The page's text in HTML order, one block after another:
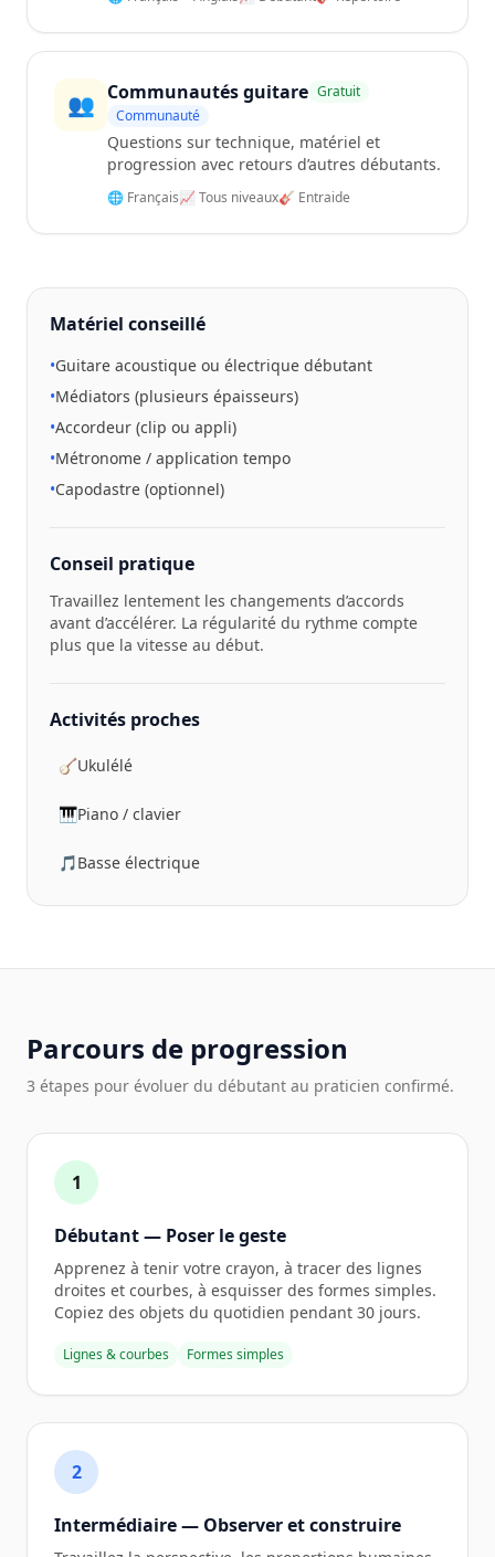
👥 Communautés guitare Gratuit
Communauté
Questions sur technique, matériel et
progression avec retours d’autres débutants.
🌐 Français📈 Tous niveaux🎸 Entraide
Matériel conseillé
•Guitare acoustique ou électrique débutant
•Médiators (plusieurs épaisseurs)
•Accordeur (clip ou appli)
•Métronome / application tempo
•Capodastre (optionnel)
Conseil pratique
Travaillez lentement les changements d’accords
avant d’accélérer. La régularité du rythme compte
plus que la vitesse au début.
Activités proches
🪕Ukulélé
🎹Piano / clavier
🎵Basse électrique
Parcours de progression
3 étapes pour évoluer du débutant au praticien confirmé.
1
Débutant — Poser le geste
Apprenez à tenir votre crayon, à tracer des lignes
droites et courbes, à esquisser des formes simples.
Copiez des objets du quotidien pendant 30 jours.
Lignes & courbes Formes simples
2
Intermédiaire — Observer et construire